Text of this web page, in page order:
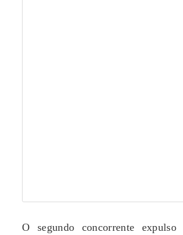
O segundo concorrente